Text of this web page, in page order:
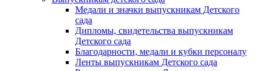
Медали и значки выпускникам Детского
сада
Дипломы, свидетельства выпускникам
Детского сада
Благодарности, медали и кубки персоналу
Ленты выпускникам Детского сада